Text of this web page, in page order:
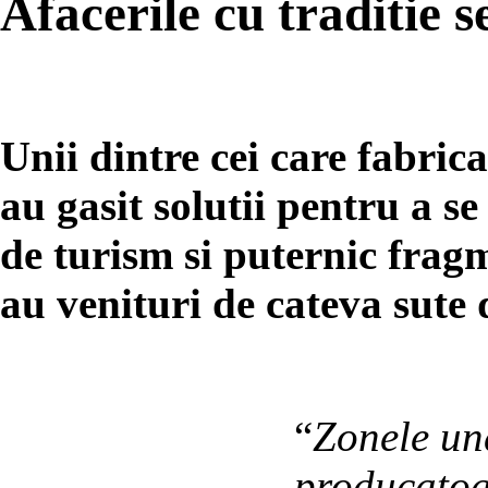
Afacerile cu traditie
Unii dintre cei care
au gasit solutii pentru a
de turism si puternic
au venituri de cateva sute
“Zonele